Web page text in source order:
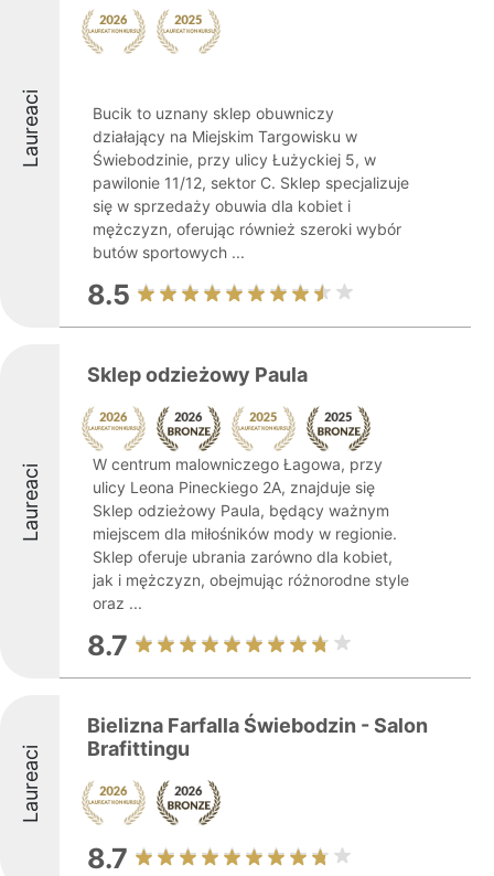
Laureaci
Bucik to uznany sklep obuwniczy
działający na Miejskim Targowisku w
Świebodzinie, przy ulicy Łużyckiej 5, w
pawilonie 11/12, sektor C. Sklep specjalizuje
się w sprzedaży obuwia dla kobiet i
mężczyzn, oferując również szeroki wybór
butów sportowych ...
8.5
Laureaci
Sklep odzieżowy Paula
W centrum malowniczego Łagowa, przy
ulicy Leona Pineckiego 2A, znajduje się
Sklep odzieżowy Paula, będący ważnym
miejscem dla miłośników mody w regionie.
Sklep oferuje ubrania zarówno dla kobiet,
jak i mężczyzn, obejmując różnorodne style
oraz ...
8.7
Laureaci
Bielizna Farfalla Świebodzin - Salon
Brafittingu
8.7